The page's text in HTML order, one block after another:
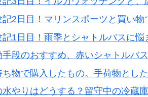
2日目！マリンスポーツと買い物
1日目！雨季とシャトルバスに悩
段のおすすめ、赤いシャトルバ
物で購入したもの。手荷物とし
やりはどうする？留守中の冷蔵